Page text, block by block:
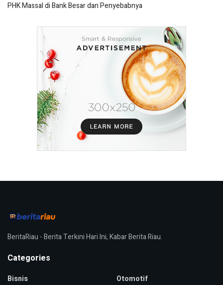
PHK Massal di Bank Besar dan Penyebabnya
BeritaRiau - Berita Terkini Hari Ini, Kabar Berita Riau.
Categories
Bisnis
Otomotif